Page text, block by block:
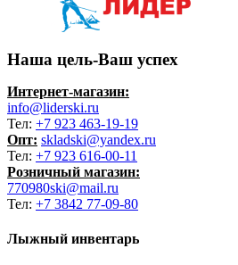
Наша цель-Ваш успех
Интернет-магазин:
info@liderski.ru
Тел: +7 923 463-19-19
Опт: skladski@yandex.ru
Тел: +7 923 616-00-11
Розничный магазин:
770980ski@mail.ru
Тел: +7 3842 77-09-80
Лыжный инвентарь